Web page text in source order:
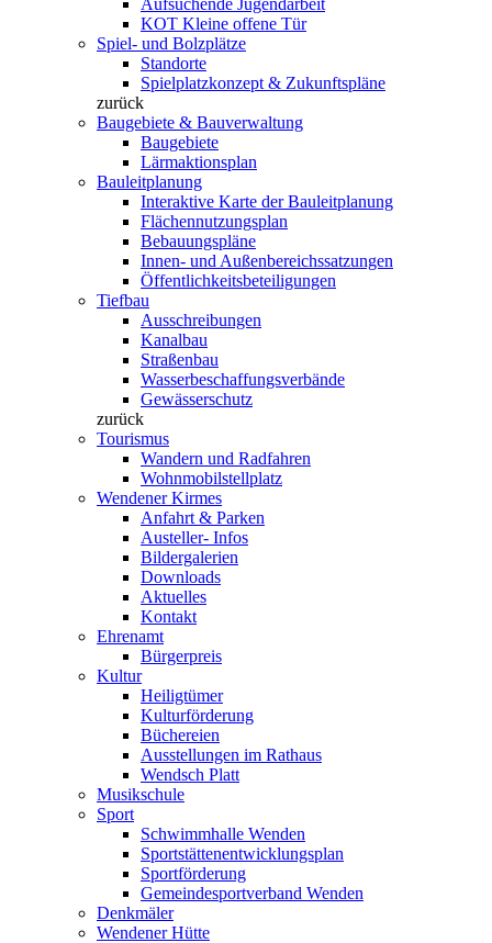
Aufsuchende Jugendarbeit
KOT Kleine offene Tür
Spiel- und Bolzplätze
Standorte
Spielplatzkonzept & Zukunftspläne
zurück
Baugebiete & Bauverwaltung
Baugebiete
Lärmaktionsplan
Bauleitplanung
Interaktive Karte der Bauleitplanung
Flächennutzungsplan
Bebauungspläne
Innen- und Außenbereichssatzungen
Öffentlichkeitsbeteiligungen
Tiefbau
Ausschreibungen
Kanalbau
Straßenbau
Wasserbeschaffungsverbände
Gewässerschutz
zurück
Tourismus
Wandern und Radfahren
Wohnmobilstellplatz
Wendener Kirmes
Anfahrt & Parken
Austeller- Infos
Bildergalerien
Downloads
Aktuelles
Kontakt
Ehrenamt
Bürgerpreis
Kultur
Heiligtümer
Kulturförderung
Büchereien
Ausstellungen im Rathaus
Wendsch Platt
Musikschule
Sport
Schwimmhalle Wenden
Sportstättenentwicklungsplan
Sportförderung
Gemeindesportverband Wenden
Denkmäler
Wendener Hütte